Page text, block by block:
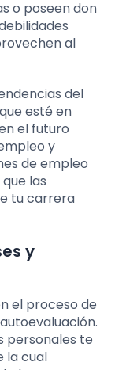
o poseen don
al
del
esté en
el futuro
y
de empleo
las
tu carrera
y
el proceso de
personales te
la cual